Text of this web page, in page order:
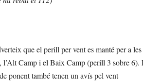
que el perill per vent es manté per a
l’Alt Camp i el Baix Camp (perill 3 sobre
ponent també tenen un avís pel vent